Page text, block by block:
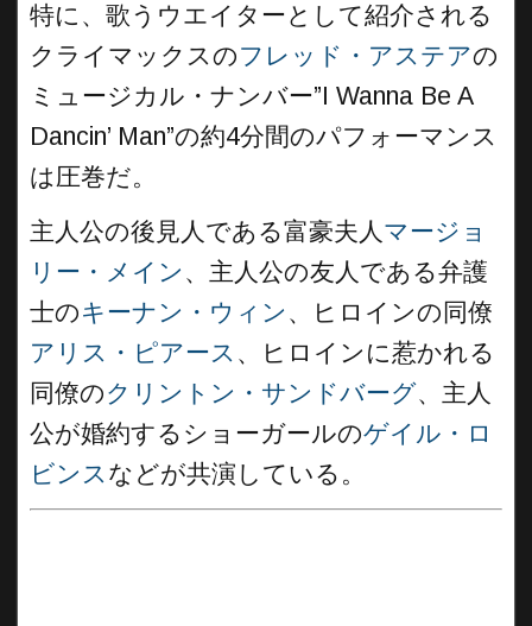
特に、歌うウエイターとして紹介される
クライマックスのフレッド・アステアの
ミュージカル・ナンバー”I Wanna Be A
Dancin’ Man”の約4分間のパフォーマンス
は圧巻だ。
主人公の後見人である富豪夫人マージョ
リー・メイン 、主人公の友人である弁護
士のキーナン・ウィン 、ヒロインの同僚
アリス・ピアース 、ヒロインに惹かれる
同僚のクリントン・サンドバーグ、主人
公が婚約するショーガールのゲイル・ロ
ビンスなどが共演している。